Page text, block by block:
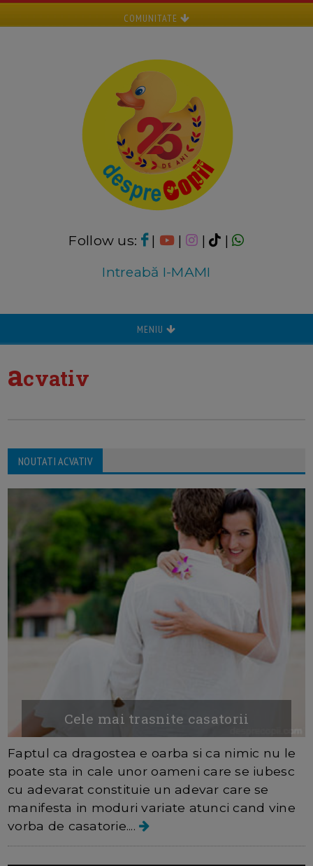
COMUNITATE
Follow us: | | |
|
Intreabă I-MAMI
MENIU
acvativ
NOUTATI ACVATIV
Cele mai trasnite casatorii
Faptul ca dragostea e oarba si ca nimic nu le
poate sta in cale unor oameni care se iubesc
cu adevarat constituie un adevar care se
manifesta in moduri variate atunci cand vine
vorba de casatorie....